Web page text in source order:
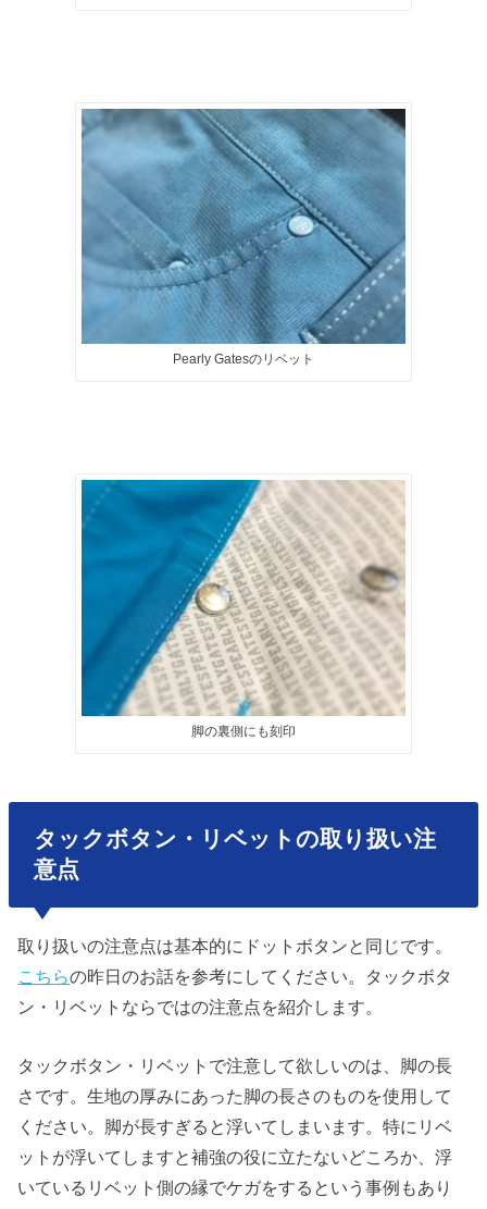
Pearly Gatesのリベット
脚の裏側にも刻印
タックボタン・リベットの取り扱い注
意点
取り扱いの注意点は基本的にドットボタンと同じです。
こちらの昨日のお話を参考にしてください。タックボタ
ン・リベットならではの注意点を紹介します。
タックボタン・リベットで注意して欲しいのは、脚の長
さです。生地の厚みにあった脚の長さのものを使用して
ください。脚が長すぎると浮いてしまいます。特にリベ
ットが浮いてしますと補強の役に立たないどころか、浮
いているリベット側の縁でケガをするという事例もあり